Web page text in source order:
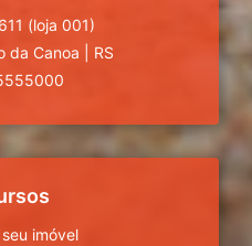
(loja 001)
da Canoa
RS
imóvel